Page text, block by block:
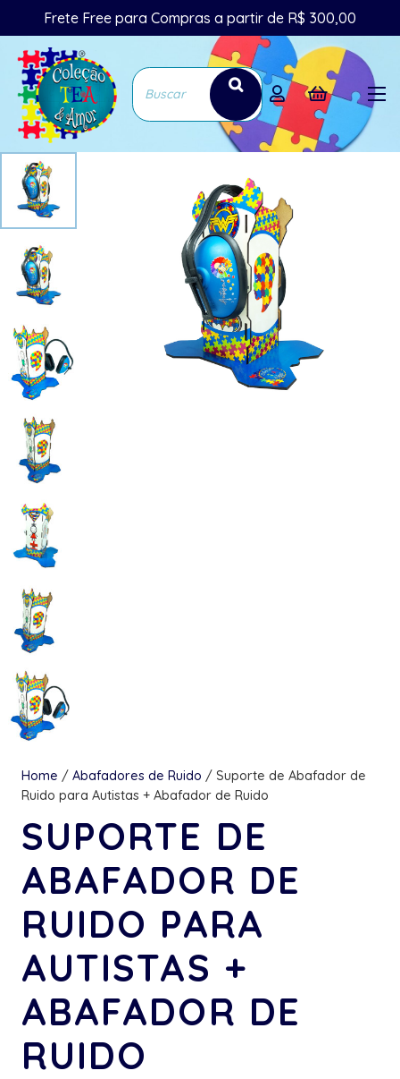
Frete Free para Compras a partir de R$ 300,00
Home / Abafadores de Ruido / Suporte de Abafador de
Ruido para Autistas + Abafador de Ruido
SUPORTE DE
ABAFADOR DE
RUIDO PARA
AUTISTAS +
ABAFADOR DE
RUIDO